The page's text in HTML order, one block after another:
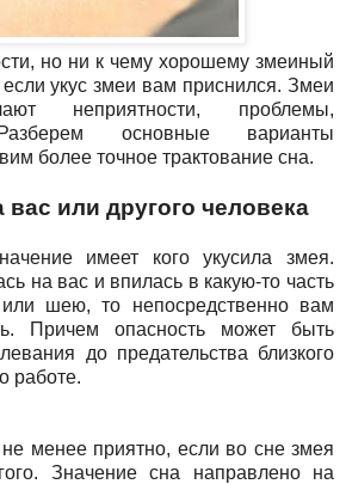
но ни к чему хорошему змеиный
укус змеи вам приснился. Змеи
неприятности, проблемы,
основные варианты
более точное трактование сна.
вас или другого человека
имеет кого укусила змея.
на вас и впилась в какую-то часть
шею, то непосредственно вам
Причем опасность может быть
до предательства близкого
работе.
менее приятно, если во сне змея
Значение сна направлено на